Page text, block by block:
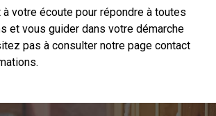
votre écoute pour répondre à toutes
et vous guider dans votre démarche
pas à consulter notre page contact